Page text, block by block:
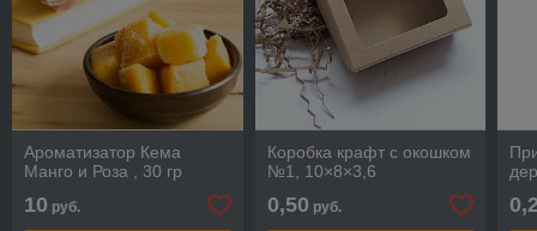
Ароматизатор Кема
Манго и Роза , 30 гр
10 руб.
Коробка крафт с окошком
№1, 10×8×3,6
0,50 руб.